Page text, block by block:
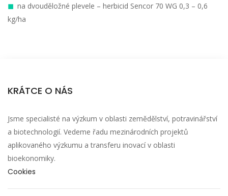
na dvouděložné plevele – herbicid Sencor 70 WG 0,3 – 0,6
kg/ha
KRÁTCE O NÁS
Jsme specialisté na výzkum v oblasti zemědělství, potravinářství
a biotechnologií. Vedeme řadu mezinárodních projektů
aplikovaného výzkumu a transferu inovací v oblasti
bioekonomiky.
Cookies